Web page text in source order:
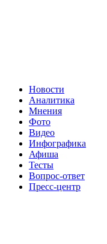
Новости
Аналитика
Мнения
Фото
Видео
Инфографика
Афиша
Тесты
Вопрос-ответ
Пресс-центр